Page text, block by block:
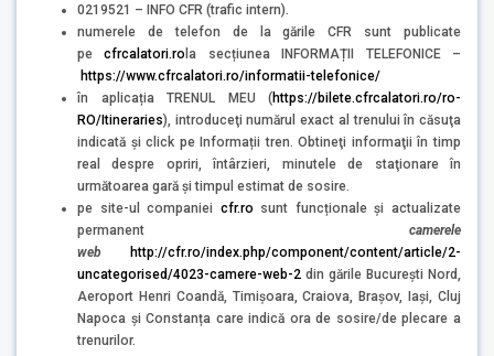
0219521 – INFO CFR (trafic intern).
numerele de telefon de la gările CFR sunt publicate
pecfrcalatori.ro la secțiunea INFORMAȚII TELEFONICE –
https://www.cfrcalatori.ro/informatii-telefonice/
în aplicația TRENUL MEU (https://bilete.cfrcalatori.ro/ro-
RO/Itineraries), introduceţi numărul exact al trenului în căsuţa
indicată şi click pe Informații tren. Obtineţi informaţii în timp
real despre opriri, întârzieri, minutele de staţionare în
următoarea gară şi timpul estimat de sosire.
pe site-ul companiei cfr.ro sunt funcționale și actualizate
permanent camerele
web
http://cfr.ro/index.php/component/content/article/2-
uncategorised/4023-camere-web-2 din gările București Nord,
Aeroport Henri Coandă, Timișoara, Craiova, Brașov, Iași, Cluj
Napoca și Constanța care indică ora de sosire/de plecare a
trenurilor.